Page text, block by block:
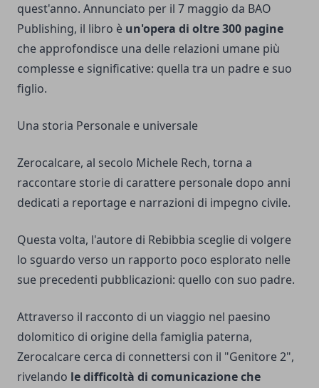
quest'anno. Annunciato per il 7 maggio da BAO
Publishing, il libro è un'opera di oltre 300 pagine
che approfondisce una delle relazioni umane più
complesse e significative: quella tra un padre e suo
figlio.
Una storia Personale e universale
Zerocalcare, al secolo Michele Rech, torna a
raccontare storie di carattere personale dopo anni
dedicati a reportage e narrazioni di impegno civile.
Questa volta, l'autore di Rebibbia sceglie di volgere
lo sguardo verso un rapporto poco esplorato nelle
sue precedenti pubblicazioni: quello con suo padre.
Attraverso il racconto di un viaggio nel paesino
dolomitico di origine della famiglia paterna,
Zerocalcare cerca di connettersi con il "Genitore 2",
rivelando le difficoltà di comunicazione che